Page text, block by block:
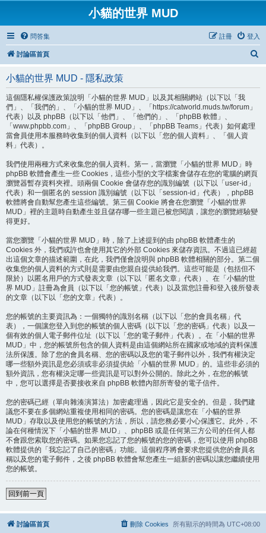
小貓的世界 MUD
問答集 登入
註冊
討論區首頁
小貓的世界 MUD - 隱私政策
這個隱私權保護政策說明「小貓的世界 MUD」以及其相關網站（以下以「我
們」、「我們的」、「小貓的世界 MUD」、「https://catworld.muds.tw/forum」
代表）以及 phpBB（以下以「他們」、「他們的」、「phpBB 軟體」、
「www.phpbb.com」、「phpBB Group」、「phpBB Teams」代表）如何處理
當會員使用本服務時收集到的個人資料（以下以「您的個人資料」、「個人資
料」代表）。
我們使用兩種方式來收集您的個人資料。第一，當瀏覽「小貓的世界 MUD」時
phpBB 軟體會產生一些 Cookies，這些小型的文字檔案會儲存在您的電腦的網頁
瀏覽器暫存資料夾裡。頭兩個 Cookie 會儲存您的識別編號（以下以「user-id」
代表）和一個匿名的 session 識別編號（以下以「session-id」代表），phpBB
軟體將會自動幫您產生這些編號。第三個 Cookie 將會在您瀏覽「小貓的世界
MUD」裡的主題時自動產生並且儲存哪一些主題已被您閱讀，讓您的瀏覽經驗變
得更好。
當您瀏覽「小貓的世界 MUD」時，除了上述提到的由 phpBB 軟體產生的
Cookies 外，我們或許也會使用其它的外部 Cookies 來儲存資訊。不過這已經超
出這個文章的描述範圍，在此，我們僅會說明與 phpBB 軟體相關的部分。第二個
收集您的個人資料的方式則是需要由您親自提供給我們。這些可能是（包括但不
限於）以匿名用戶的方式發表文章（以下以「匿名文章」代表）、在「小貓的世
界 MUD」註冊為會員（以下以「您的帳號」代表）以及當您註冊和登入後所發表
的文章（以下以「您的文章」代表）。
您的帳號的主要資訊為：一個獨特的識別名稱（以下以「您的會員名稱」代
表），一個讓您登入到您的帳號的個人密碼（以下以「您的密碼」代表）以及一
個有效的個人電子郵件位址（以下以「您的電子郵件」代表）。在「小貓的世界
MUD」中，您的帳號所包含的個人資料是由這個網站所在國家或地域的資料保護
法所保護。除了您的會員名稱、您的密碼以及您的電子郵件以外，我們有權決定
哪一些額外資訊是您必須或非必須提供給「小貓的世界 MUD」的。這些非必須的
額外資訊，您有權決定哪一些資訊是可以對外公開的。除此之外，在您的帳號
中，您可以選擇是否要接收來自 phpBB 軟體內部所寄發的電子信件。
您的密碼已經（單向雜湊演算法）加密處理過，因此它是安全的。但是，我們建
議您不要在多個網站重複使用相同的密碼。您的密碼是讓您在「小貓的世界
MUD」存取以及使用您的帳號的方法，所以，請您務必要小心保護它。此外，不
論在何種情況下「小貓的世界 MUD」、phpBB 或是任何第三方公司的任何人都
不會跟您索取您的密碼。如果您忘記了您的帳號的您的密碼，您可以使用 phpBB
軟體提供的「我忘記了自己的密碼」功能。這個程序將會要求您提供您的會員名
稱以及您的電子郵件，之後 phpBB 軟體會幫您產生一組新的密碼以讓您繼續使用
您的帳號。
回到前一頁
討論區首頁 所有顯示的時間為 UTC+08:00
刪除 Cookies